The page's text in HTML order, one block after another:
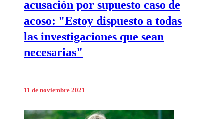
acusación por supuesto caso de
acoso: "Estoy dispuesto a todas
las investigaciones que sean
necesarias"
11 de noviembre 2021